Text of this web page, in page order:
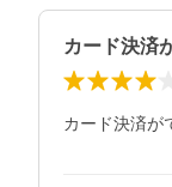
カード決済
カード決済が